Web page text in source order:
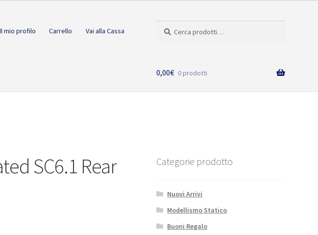
Il mio profilo Carrello Vai alla Cassa
0,00€ 0 prodotti
SC6.1 Rear
Categorie prodotto
Nuovi Arrivi
Modellismo Statico
Buoni Regalo